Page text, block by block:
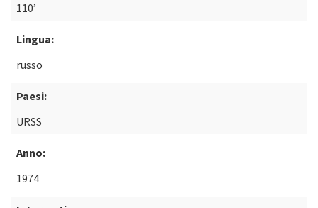
110’
Lingua:
russo
Paesi:
URSS
Anno:
1974